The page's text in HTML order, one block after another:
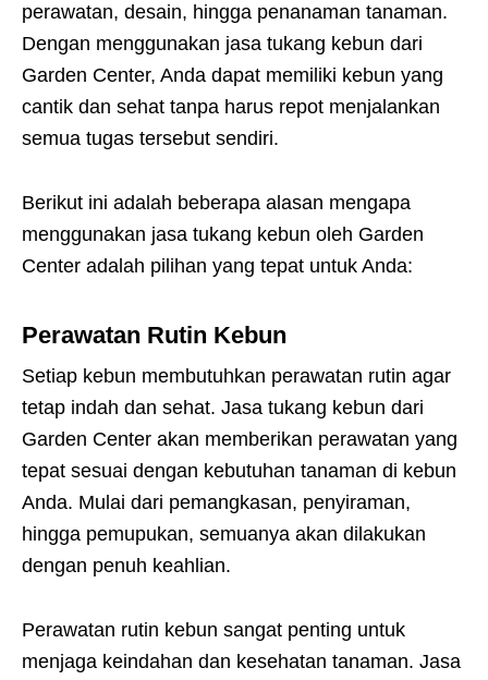
perawatan, desain, hingga penanaman tanaman.
Dengan menggunakan jasa tukang kebun dari
Garden Center, Anda dapat memiliki kebun yang
cantik dan sehat tanpa harus repot menjalankan
semua tugas tersebut sendiri.
Berikut ini adalah beberapa alasan mengapa
menggunakan jasa tukang kebun oleh Garden
Center adalah pilihan yang tepat untuk Anda:
Perawatan Rutin Kebun
Setiap kebun membutuhkan perawatan rutin agar
tetap indah dan sehat. Jasa tukang kebun dari
Garden Center akan memberikan perawatan yang
tepat sesuai dengan kebutuhan tanaman di kebun
Anda. Mulai dari pemangkasan, penyiraman,
hingga pemupukan, semuanya akan dilakukan
dengan penuh keahlian.
Perawatan rutin kebun sangat penting untuk
menjaga keindahan dan kesehatan tanaman. Jasa